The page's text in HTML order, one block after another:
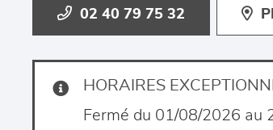
02 40 79 75 32
HORAIRES
Fermé du 01/08/2026 au